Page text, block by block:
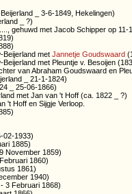
_ 3-6-1849, Hekelingen)
_ ?)
gehuwd met Jacob Schipper op 11-
met Jannetje Goudswaard
met Pleuntje v. Besoijen
van Abraham Goudswaard en
_ 21-1-1824)
_ 25-06-1866)
met Jan van 't Hoff (ca. 1822 _ ?)
Hoff en Sijgje Verloop.
02-1933)
1885)
November 1859)
1860)
1861)
1940)
3 Februari 1868)